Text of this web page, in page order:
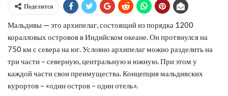
Поделится
Мальдивы — это архипелаг, состоящий из порядка 1200
коралловых островов в Индийском океане. Он протянулся на
750 км с севера на юг. Условно архипелаг можно разделить на
три части – северную, центральную и южную. При этом у
каждой части свои преимущества. Концепция мальдивских
курортов – «один остров – один отель».